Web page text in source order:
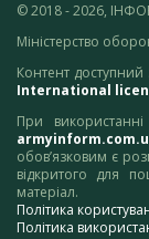
© 2018 - 2026,
Міністерство
Контент доступний
International
При
обов’язковим є
відкритого для
матеріал.
Політика
Політика